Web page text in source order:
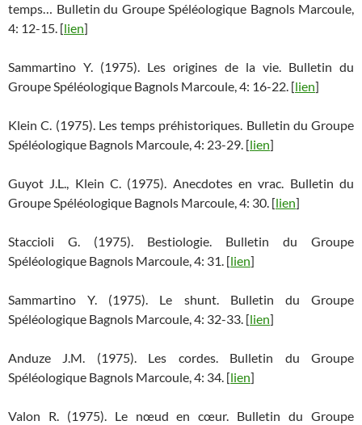
temps… Bulletin du Groupe Spéléologique Bagnols Marcoule,
4: 12-15. [lien]
Sammartino Y. (1975). Les origines de la vie. Bulletin du
Groupe Spéléologique Bagnols Marcoule, 4: 16-22. [lien]
Klein C. (1975). Les temps préhistoriques. Bulletin du Groupe
Spéléologique Bagnols Marcoule, 4: 23-29. [lien]
Guyot J.L., Klein C. (1975). Anecdotes en vrac. Bulletin du
Groupe Spéléologique Bagnols Marcoule, 4: 30. [lien]
Staccioli G. (1975). Bestiologie. Bulletin du Groupe
Spéléologique Bagnols Marcoule, 4: 31. [lien]
Sammartino Y. (1975). Le shunt. Bulletin du Groupe
Spéléologique Bagnols Marcoule, 4: 32-33. [lien]
Anduze J.M. (1975). Les cordes. Bulletin du Groupe
Spéléologique Bagnols Marcoule, 4: 34. [lien]
Valon R. (1975). Le nœud en cœur. Bulletin du Groupe